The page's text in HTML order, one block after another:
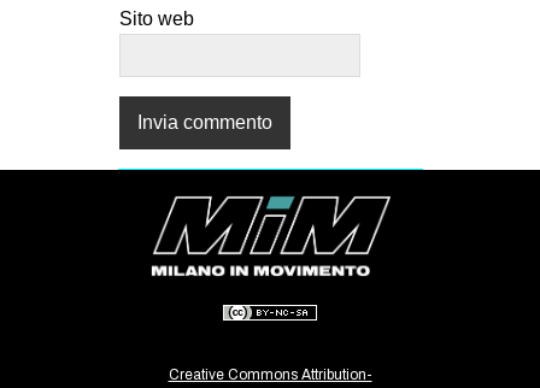
Sito web
Creative Commons Attribution-